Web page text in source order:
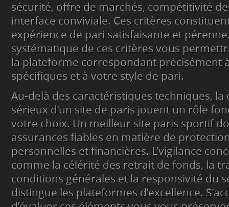
sécurité, offre de marchés, compétitivité
interface conviviale. Ces critères
expérience de pari satisfaisante et
systématique de ces critères vous
la plateforme correspondant précisément
spécifiques et à votre style de pari.
Au-delà des caractéristiques techniques, la
sérieux d’un site de paris jouent un rôle
votre choix. Un meilleur site paris sportif
assurances fiables en matière de
personnelles et financières. L’vigilance
comme la célérité des retrait de fonds, la
conditions générales et la responsivité du
distingue les plateformes d’excellence.